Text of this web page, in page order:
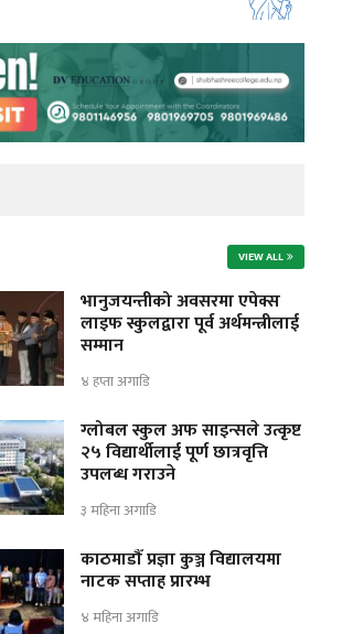
VIEW ALL
भानुजयन्तीको अवसरमा एपेक्स
लाइफ स्कुलद्वारा पूर्व अर्थमन्त्रीलाई
सम्मान
४ हप्ता अगाडि
ग्लोबल स्कुल अफ साइन्सले उत्कृष्ट
२५ विद्यार्थीलाई पूर्ण छात्रवृत्ति
उपलब्ध गराउने
३ महिना अगाडि
काठमाडौँ प्रज्ञा कुञ्ज विद्यालयमा
नाटक सप्ताह प्रारम्भ
४ महिना अगाडि